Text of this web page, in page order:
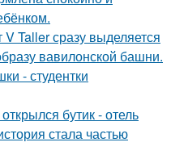
Taller сразу выделяется
вавилонской башни.
- студентки
бутик - отель
стала частью